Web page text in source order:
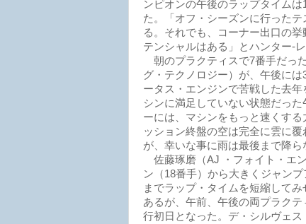
ンピオンの午後のラップタイム
た。「オフ・シーズンに行った
る。それでも、コーナー出口の
テンシャルはある」とハンター-レ
朝のプラクティスで7番手だっ
グ・テクノロジー）が、午後に
ータス・エンジンで苦戦した去
シンに満足していない状態だっ
ーには、マシンをもっと速くす
ッション終盤の空は完全に雲に
が、幸いな事に雨は最後まで降ら
佐藤琢磨（AJ ・フォイト・エ
ン（18番手）から大きくジャン
までラップ・タイムを短縮して
あるが、午前、午後の両プラク
行初日となった。デ・シルヴェ